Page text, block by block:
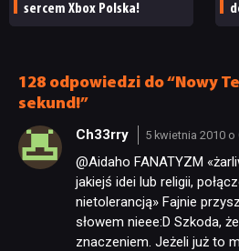
sercem Xbox Polska!
128 odpowiedzi do “Nowy
sekund!”
Ch33rry 5 kwietnia 2010 o
@Aidaho FANATYZM
jakiejś idei lub religii,
nietolerancją» Fajnie
słowem nieee:D Szkoda,
znaczeniem. Jeżeli już to